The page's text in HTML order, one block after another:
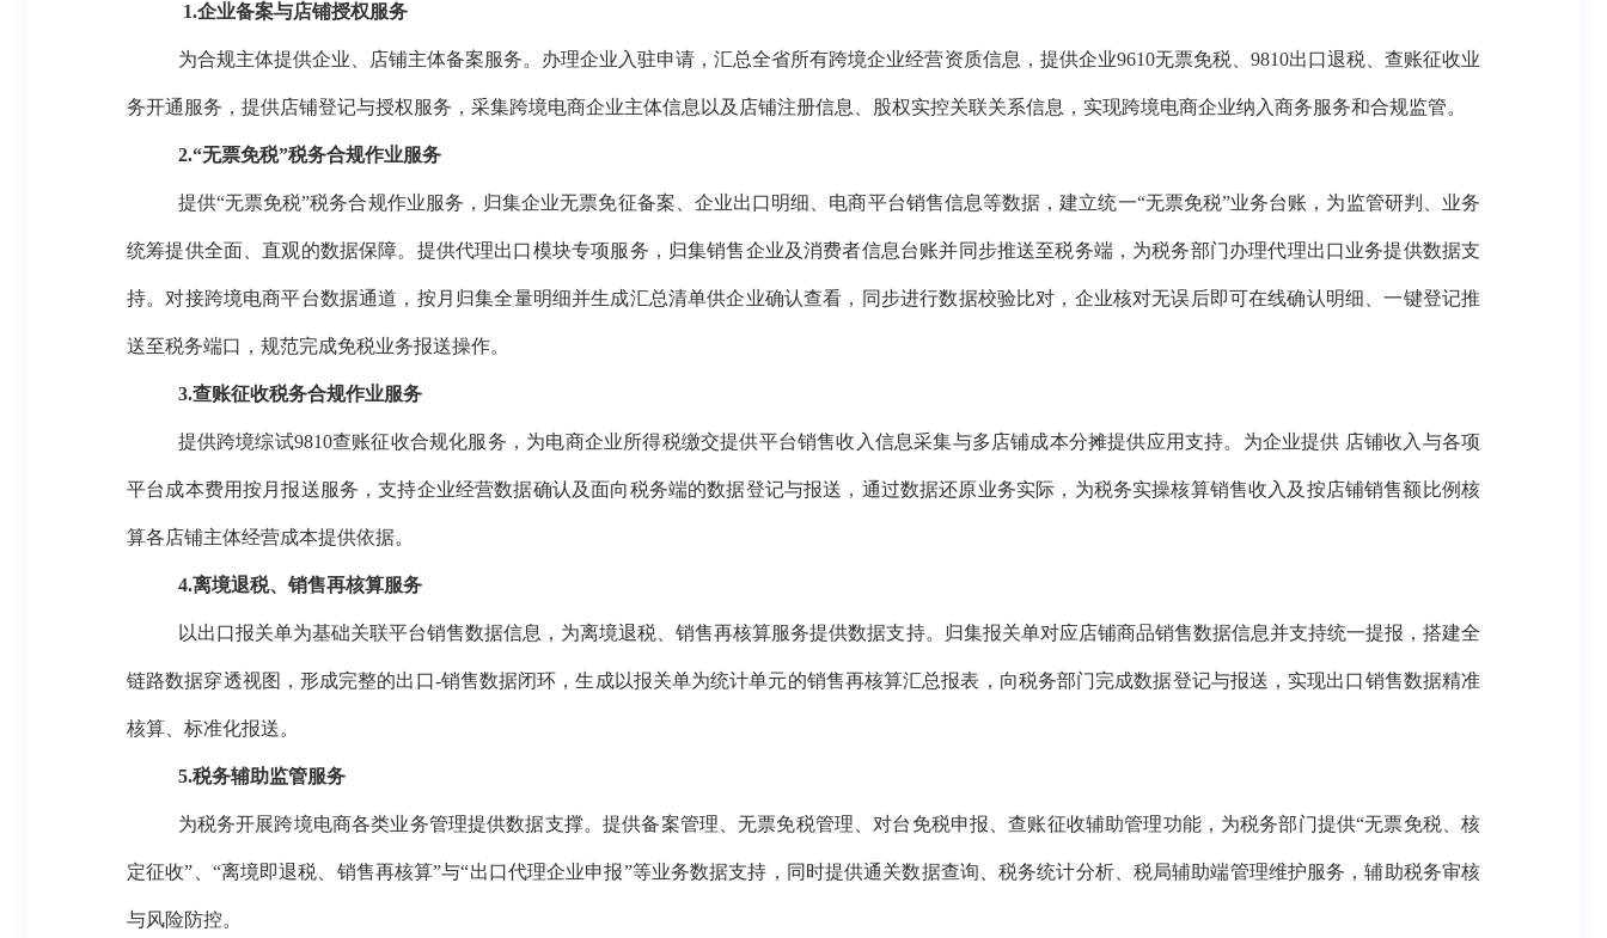
1.企业备案与店铺授权服务
为合规主体提供企业 、店铺主体备案服务。办理企业入驻申请，汇总全省所有跨境企业经营资质信息，提供企业9610无票免税、9810出口退税、查账征收业
务开通服务，提供店铺登记与授权服务，采集跨境电商企业主体信息以及店铺注册信息、股权实控关联关系信息，实现跨境电商企业纳入商务服务和合规监管。
2.“无票免税”税务合规作业服务
提供“无票免税”税务合规作业服务，归集企业无票免征备案、企业出口明细、 电商平台销售信息等数据，建立统一“无票免税”业务台账，为监管研判、业务
统筹提供全面、直观的数据保障。 提供代理出口模块专项服务 ， 归集销售企业及消费者信息台账并同步推送至税务端， 为税务部门办理代理出口业务提供数据支
持。 对接跨境电商平台数据通道，按月归集全量明细并生成汇总清单供企业确认查看，同步进行数据校验比对，企业核对无误后即可在线确认明细、一键登记推
送至税务端口，规范完成免税业务报送操作。
3.查账征收税务合规作业服务
提供跨境综试9810查账征收合规化服务， 为电商企业所得税缴交提供平台销售收入信息采集与多店铺成本分摊提供应用支持。为企业提供 店铺收入与各项
平台成本费用按月报送服务，支持企业经营数据确认及面向税务端的数据登记与报送，通过数据还原业务实际，为税务实操核算销售收入及按店铺销售额比例核
算各店铺主体经营成本提供依据。
4.离境退税、销售再核算服务
以出口报关单为基础关联平台销售数据信息 ， 为离境退税、销售再核算服务提供数据支持。归集报关单对应店铺商品销售数据信息并支持统一提报，搭建全
链路数据穿透视图，形成完整的出口-销售数据闭环，生成以报关单为统计单元的销售再核算汇总报表，向税务部门完成数据登记与报送，实现出口销售数据精准
核算、标准化报送。
5.税务辅助监管服务
为税务开展跨境电商各类业务管理提供数据支撑。提供备案管理、无票免税管理、对台免税申报、查账征收辅助管理功能， 为税务部门提供“无票免税、核
定征收”、“离境即退税、销售再核算”与“出口代理企业申报”等业务数据支持，同时提供通关数据查询、税务统计分析、税局辅助端管理维护服务，辅助税务审核
与风险防控。